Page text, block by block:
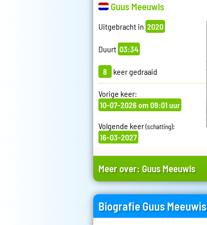
Guus Meeuwis
Uitgebracht in 2020
Duurt 03:34
8 keer gedraaid
Vorige keer:
10-07-2026 om 09:01 uur
Volgende keer(schatting):
16-03-2027
Meer over: Guus Meeuwis
Biografie Guus Meeuwis